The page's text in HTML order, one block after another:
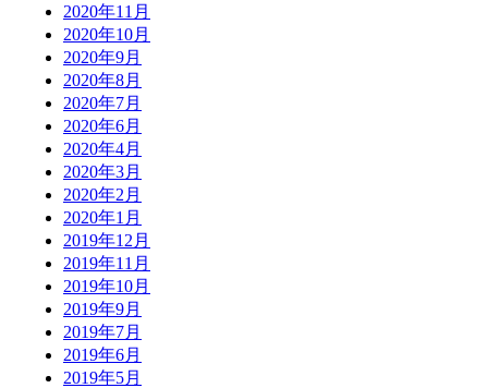
2020年11月
2020年10月
2020年9月
2020年8月
2020年7月
2020年6月
2020年4月
2020年3月
2020年2月
2020年1月
2019年12月
2019年11月
2019年10月
2019年9月
2019年7月
2019年6月
2019年5月